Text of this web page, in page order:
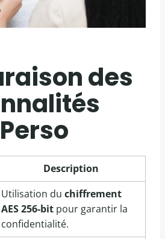
des
Description
Utilisation du chiffrement
AES 256-bit pour garantir la
confidentialité.